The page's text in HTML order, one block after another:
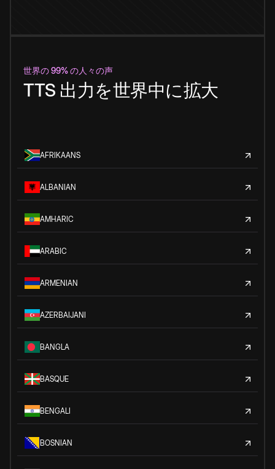
世界の 99% の人々の声
TTS 出力を世界中に拡大
AFRIKAANS
ALBANIAN
AMHARIC
ARABIC
ARMENIAN
AZERBAIJANI
BANGLA
BASQUE
BENGALI
BOSNIAN